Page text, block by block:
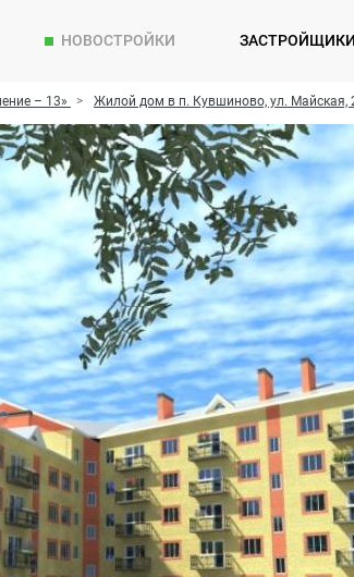
НОВОСТРОЙКИ ЗАСТРОЙЩИКИ
– 13» Жилой дом в п. Кувшиново, ул. Майская,